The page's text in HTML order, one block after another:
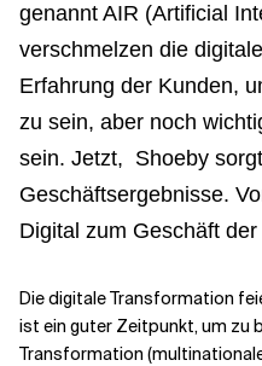
genannt AIR (Artificial
verschmelzen die
Erfahrung der Kunden,
zu sein, aber noch
sein. Jetzt, Shoeby
Geschäftsergebnisse.
Digital zum Geschäft
Die digitale Transformation
ist ein guter Zeitpunkt, um zu
Transformation